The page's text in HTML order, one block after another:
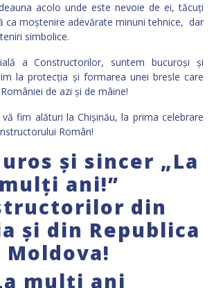
acolo unde este nevoie de ei, tăcuți
ca moștenire adevărate minuni tehnice, dar
simbolice.
a Constructorilor, suntem bucuroși și
la protecția și formarea unei bresle care
de azi și de mâine!
fim alături la Chișinău, la prima celebrare
Român!
și sincer „La
mulți ani!”
din
și din Republica
Moldova!
mulți ani